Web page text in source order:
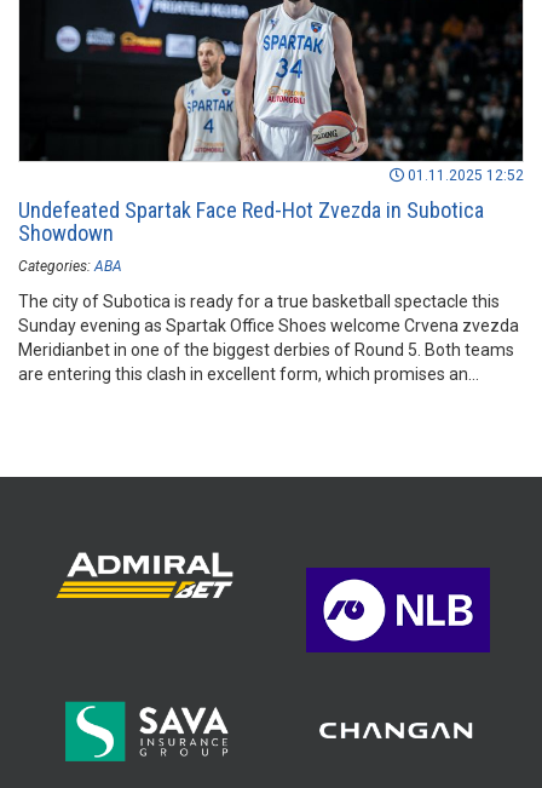
01.11.2025 12:52
Undefeated Spartak Face Red-Hot Zvezda in Subotica
Showdown
Categories: ABA
The city of Subotica is ready for a true basketball spectacle this
Sunday evening as Spartak Office Shoes welcome Crvena zvezda
Meridianbet in one of the biggest derbies of Round 5. Both teams
are entering this clash in excellent form, which promises an